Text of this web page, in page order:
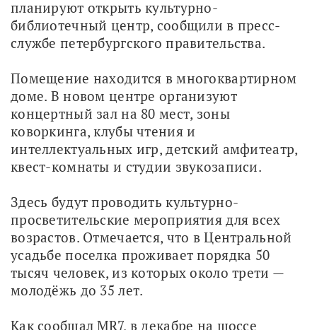
планируют открыть культурно-
библиотечный центр, сообщили в пресс-
службе петербургского правительства.
Помещение находится в многоквартирном
доме. В новом центре организуют
концертный зал на 80 мест, зоны
коворкинга, клубы чтения и
интеллектуальных игр, детский амфитеатр,
квест-комнаты и студии звукозаписи.
Здесь будут проводить культурно-
просветительские мероприятия для всех
возрастов. Отмечается, что в Центральной
усадьбе поселка проживает порядка 50
тысяч человек, из которых около трети —
молодёжь до 35 лет.
Как сообщал MR7, в декабре на шоссе